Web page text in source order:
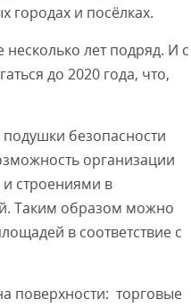
городах и посёлках.
несколько лет подряд. И с
до 2020 года, что,
безопасности
организации
строениями в
Таким образом можно
в соответствие с
поверхности: торговые